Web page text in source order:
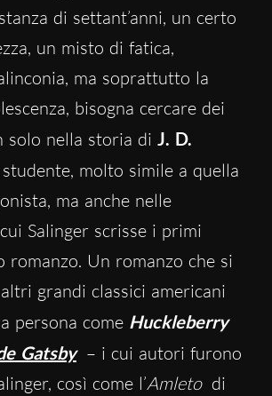
di settant’anni, un certo
un misto di fatica,
ma soprattutto la
bisogna cercare dei
solo nella storia di J. D.
molto simile a quella
ma anche nelle
Salinger scrisse i primi
romanzo. Un romanzo che si
grandi classici americani
persona come Huckleberry
Gatsby – i cui autori furono
così come l’Amleto di